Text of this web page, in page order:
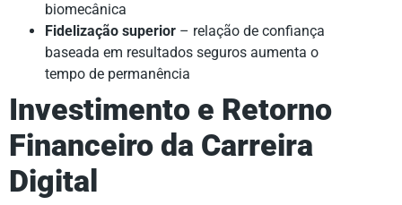
biomecânica
Fidelização superior – relação de confiança
baseada em resultados seguros aumenta o
tempo de permanência
Investimento e Retorno
Financeiro da Carreira
Digital